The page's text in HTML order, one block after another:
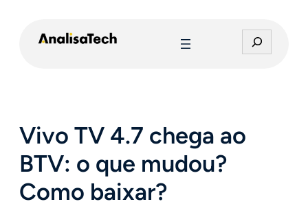
e
a
Vivo TV 4.7 chega ao
BTV: o que mudou?
Como baixar?